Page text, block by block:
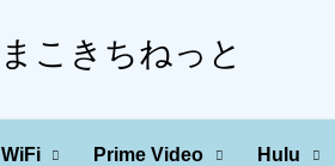
まこきちねっと
WiFi Prime Video Hulu